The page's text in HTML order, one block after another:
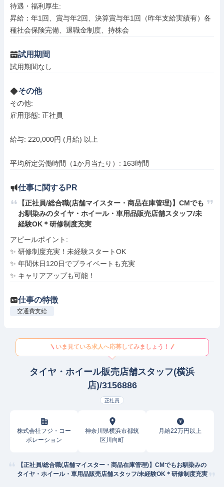
待遇・福利厚生:
昇給：年1回、賞与年2回、決算賞与年1回（昨年支給実績有）各
種社会保険完備、退職金制度、持株会
試用期間
試用期間なし
その他
その他:
雇用形態: 正社員
給与: 220,000円 (月給) 以上
平均所定労働時間（1か月当たり）: 163時間
仕事に関するPR
【正社員/総合職(店舗マイスター・商品在庫管理)】CMでも
お馴染みのタイヤ・ホイール・車用品販売店舗スタッフ/未
経験OK＊研修制度充実
アピールポイント:
✨ 研修制度充実！未経験スタートOK
✨ 年間休日120日でプライベートも充実
✨ キャリアアップも可能！
仕事の特徴
交通費支給
いま見ている求人へ応募してみましょう！
タイヤ・ホイール販売店舗スタッフ(横浜
店)/3156886
正社員
株式会社フジ・コー
ポレーション
神奈川県横浜市都筑
区川向町
月給22万円以上
【正社員/総合職(店舗マイスター・商品在庫管理)】CMでもお馴染みの
タイヤ・ホイール・車用品販売店舗スタッフ/未経験OK＊研修制度充実